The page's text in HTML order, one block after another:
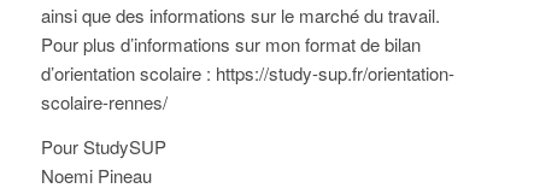
ainsi que des informations sur le marché du travail.
Pour plus d’informations sur mon format de bilan
d’orientation scolaire : https://study-sup.fr/orientation-
scolaire-rennes/
Pour StudySUP
Noemi Pineau